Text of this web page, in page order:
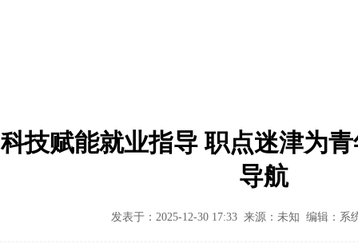
科技赋能就业指导 职点迷津为
导航
发表于：2025-12-30 17:33 来源：未知 编辑：系